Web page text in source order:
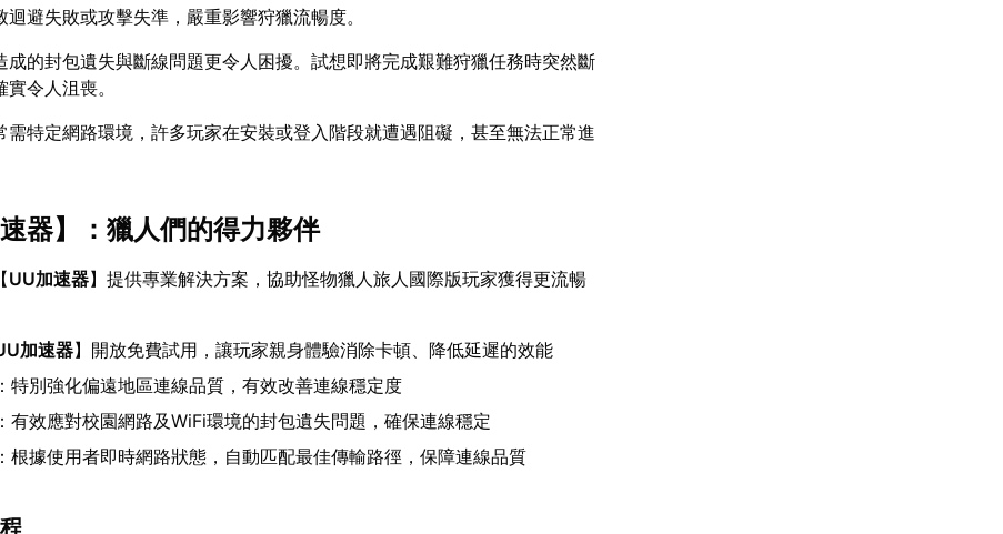
避失敗或攻擊失準，嚴重影響狩獵流暢度。
成的封包遺失與斷線問題更令人困擾。試想即將完成艱難狩獵任務時突然斷
令人沮喪。
需特定網路環境，許多玩家在安裝或登入階段就遭遇阻礙，甚至無法正常進
器】：獵人們的得力夥伴
UU加速器】提供專業解決方案，協助怪物獵人旅人國際版玩家獲得更流暢
加速器】開放免費試用，讓玩家親身體驗消除卡頓、降低延遲的效能
特別強化偏遠地區連線品質，有效改善連線穩定度
：有效應對校園網路及WiFi環境的封包遺失問題，確保連線穩定
根據使用者即時網路狀態，自動匹配最佳傳輸路徑，保障連線品質